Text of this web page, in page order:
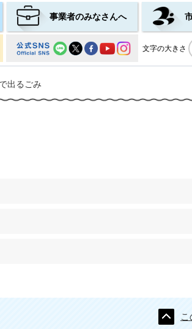
事業者のみなさんへ
文字の大きさ
出るごみ